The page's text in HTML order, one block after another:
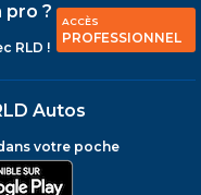
pro ?
RLD !
ACCÈS
PROFESSIONNEL
Autos
votre poche